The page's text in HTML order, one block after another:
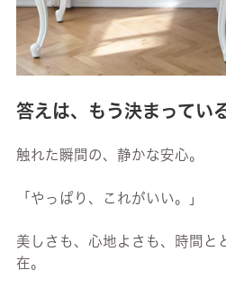
答えは、もう決まってい
触れた瞬間の、静かな安心。
「やっぱり、これがいい。」
美しさも、心地よさも、時間と
在。